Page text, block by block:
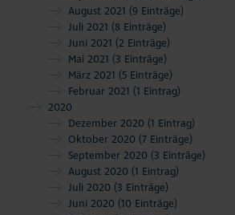
August 2021 (9 Einträge)
Juli 2021 (8 Einträge)
Juni 2021 (2 Einträge)
Mai 2021 (3 Einträge)
März 2021 (5 Einträge)
Februar 2021 (1 Eintrag)
2020
Dezember 2020 (1 Eintrag)
Oktober 2020 (7 Einträge)
September 2020 (3 Einträge)
August 2020 (1 Eintrag)
Juli 2020 (3 Einträge)
Juni 2020 (10 Einträge)